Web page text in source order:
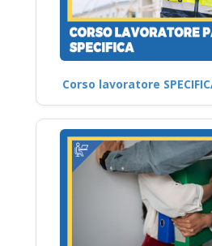
Corso lavoratore